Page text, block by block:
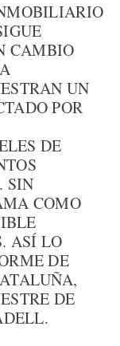
CAMBIO
UN
POR
DE
SIN
COMO
ASÍ LO
DE
DE